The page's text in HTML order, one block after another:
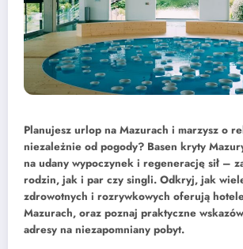
Planujesz urlop na Mazurach i marzysz o
niezależnie od pogody? Basen kryty
na udany wypoczynek i regenerację sił –
rodzin, jak i par czy singli. Odkryj, jak
zdrowotnych i rozrywkowych oferują
Mazurach, oraz poznaj praktyczne
adresy na niezapomniany pobyt.